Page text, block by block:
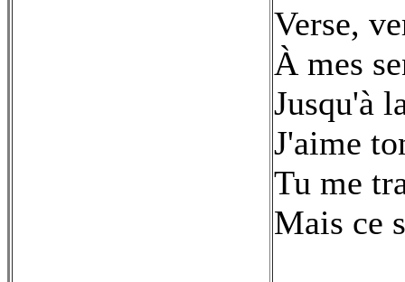
Verse,
À mes
Jusqu'à
J'aime
Tu me
Mais ce